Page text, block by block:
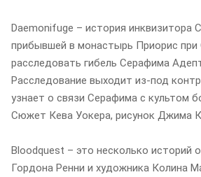
Daemonifuge – история инквизитора
прибывшей в монастырь Приорис
расследовать гибель Серафима
Расследование выходит из-под
узнает о связи Серафима с культом
Сюжет Кева Уокера, рисунок Джима
Bloodquest – это несколько историй
Гордона Ренни и художника Колина